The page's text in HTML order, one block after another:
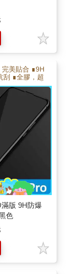
完美貼合 ∎9H
刮 ∎全膠，超
吸附，自動貼
使手感更滑
版 9H防爆
色